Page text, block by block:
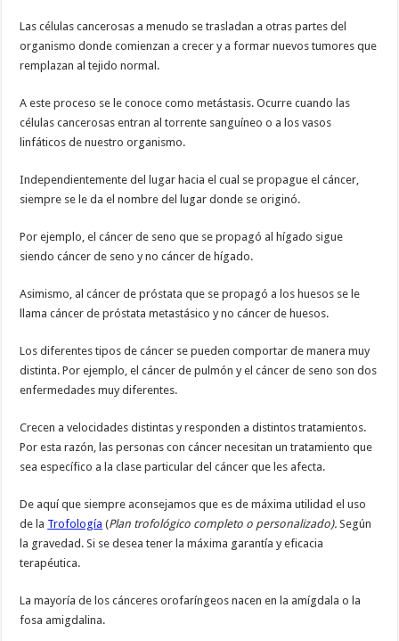
Las células cancerosas a menudo se trasladan a otras partes del
organismo donde comienzan a crecer y a formar nuevos tumores que
remplazan al tejido normal.
A este proceso se le conoce como metástasis. Ocurre cuando las
células cancerosas entran al torrente sanguíneo o a los vasos
linfáticos de nuestro organismo.
Independientemente del lugar hacia el cual se propague el cáncer,
siempre se le da el nombre del lugar donde se originó.
Por ejemplo, el cáncer de seno que se propagó al hígado sigue
siendo cáncer de seno y no cáncer de hígado.
Asimismo, al cáncer de próstata que se propagó a los huesos se le
llama cáncer de próstata metastásico y no cáncer de huesos.
Los diferentes tipos de cáncer se pueden comportar de manera muy
distinta. Por ejemplo, el cáncer de pulmón y el cáncer de seno son dos
enfermedades muy diferentes.
Crecen a velocidades distintas y responden a distintos tratamientos.
Por esta razón, las personas con cáncer necesitan un tratamiento que
sea específico a la clase particular del cáncer que les afecta.
De aquí que siempre aconsejamos que es de máxima utilidad el uso
de la Trofología (Plan trofológico completo o personalizado).Según
la gravedad. Si se desea tener la máxima garantía y eficacia
terapéutica.
La mayoría de los cánceres orofaríngeos nacen en la amígdala o la
fosa amigdalina.